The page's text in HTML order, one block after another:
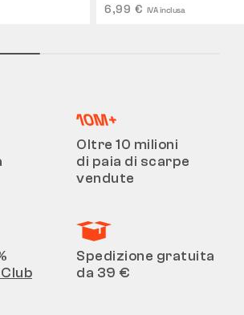
6,99 € IVA inclusa
Oltre 10 milioni
di paia di scarpe
vendute
Spedizione gratuita
da 39 €